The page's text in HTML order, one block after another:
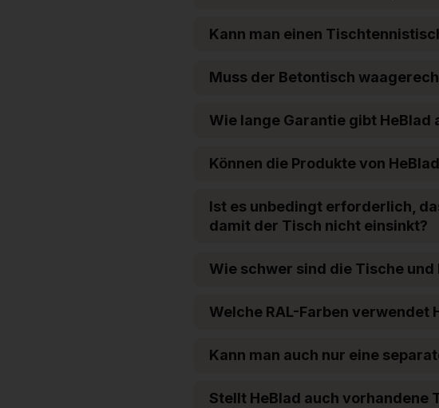
Kann man einen
Muss der Betontisch
Wie lange Garantie gibt HeBlad
Können die Produkte von
Ist es unbedingt erforderlich,
damit der Tisch nicht einsinkt?
Wie schwer sind die Tische und
Welche RAL-Farben
Kann man auch nur eine
Stellt HeBlad auch vorhandene